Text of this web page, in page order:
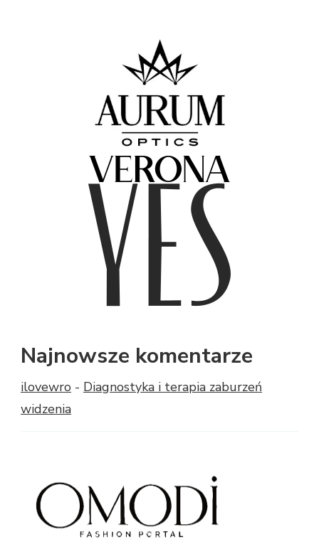
Najnowsze komentarze
ilovewro - Diagnostyka i terapia zaburzeń
widzenia